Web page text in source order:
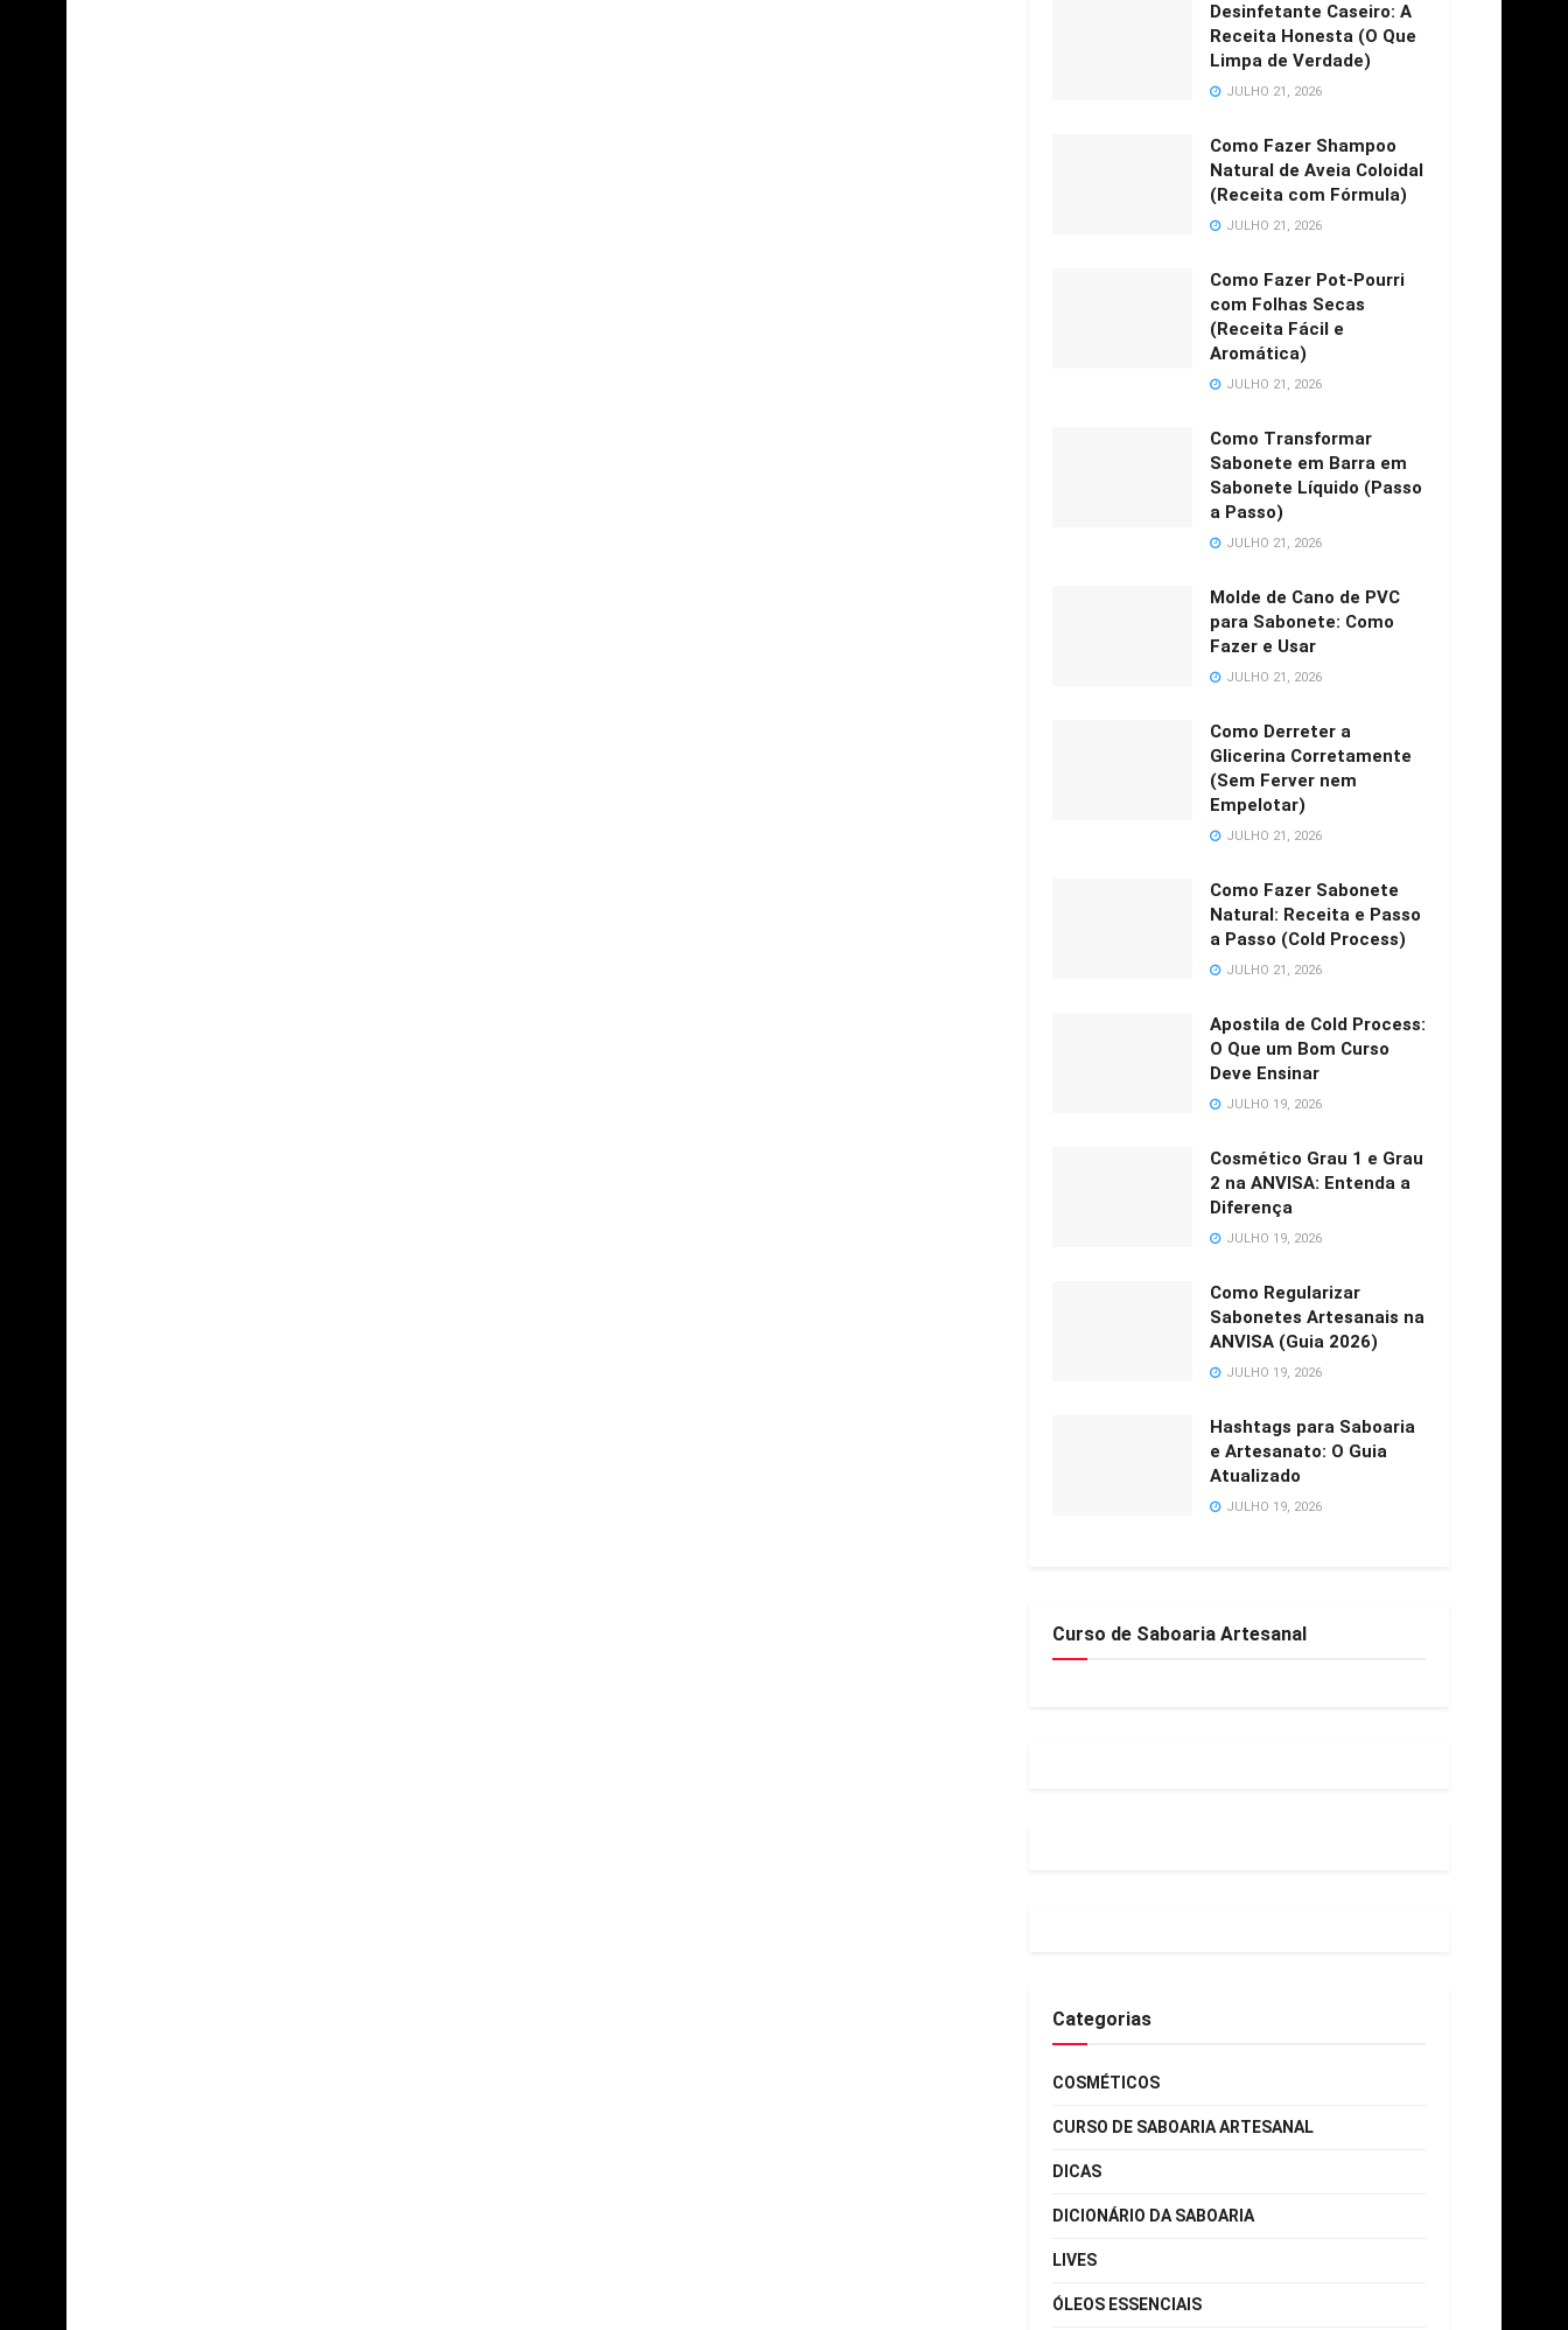
Desinfetante Caseiro: A
Receita Honesta (O Que
Limpa de Verdade)
JULHO 21, 2026
Como Fazer Shampoo
Natural de Aveia Coloidal
(Receita com Fórmula)
JULHO 21, 2026
Como Fazer Pot-Pourri
com Folhas Secas
(Receita Fácil e
Aromática)
JULHO 21, 2026
Como Transformar
Sabonete em Barra em
Sabonete Líquido (Passo
a Passo)
JULHO 21, 2026
Molde de Cano de PVC
para Sabonete: Como
Fazer e Usar
JULHO 21, 2026
Como Derreter a
Glicerina Corretamente
(Sem Ferver nem
Empelotar)
JULHO 21, 2026
Como Fazer Sabonete
Natural: Receita e Passo
a Passo (Cold Process)
JULHO 21, 2026
Apostila de Cold Process:
O Que um Bom Curso
Deve Ensinar
JULHO 19, 2026
Cosmético Grau 1 e Grau
2 na ANVISA: Entenda a
Diferença
JULHO 19, 2026
Como Regularizar
Sabonetes Artesanais na
ANVISA (Guia 2026)
JULHO 19, 2026
Hashtags para Saboaria
e Artesanato: O Guia
Atualizado
JULHO 19, 2026
Curso de Saboaria Artesanal
Categorias
COSMÉTICOS
CURSO DE SABOARIA ARTESANAL
DICAS
DICIONÁRIO DA SABOARIA
LIVES
ÓLEOS ESSENCIAIS